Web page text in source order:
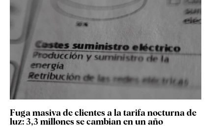
Fuga masiva de clientes a la tarifa nocturna de
luz: 3,3 millones se cambian en un año